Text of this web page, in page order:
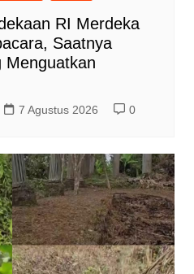
RI Merdeka
Saatnya
Menguatkan
7 Agustus 2026 0